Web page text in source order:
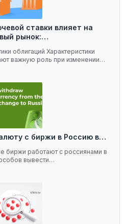
ставки влияет на
рынок:…
облигаций Характеристики
важную роль при изменении
с биржи в Россию в…
биржи работают с россиянами в
вывести…